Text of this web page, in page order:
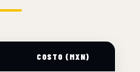
COSTO (MXN)